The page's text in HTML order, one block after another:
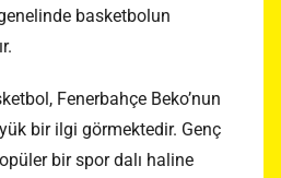
basketbolun
Fenerbahçe Beko’nun
bir ilgi görmektedir. Genç
bir spor dalı haline